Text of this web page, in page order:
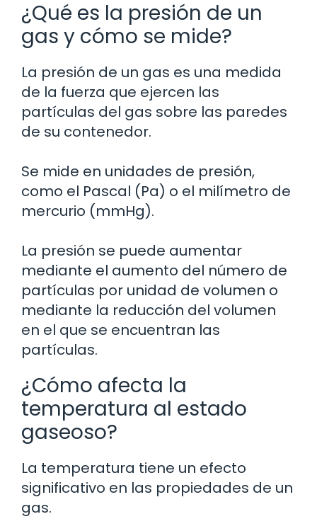
¿Qué es la presión de un
gas y cómo se mide?
La presión de un gas es una medida
de la fuerza que ejercen las
partículas del gas sobre las paredes
de su contenedor.
Se mide en unidades de presión,
como el Pascal (Pa) o el milímetro de
mercurio (mmHg).
La presión se puede aumentar
mediante el aumento del número de
partículas por unidad de volumen o
mediante la reducción del volumen
en el que se encuentran las
partículas.
¿Cómo afecta la
temperatura al estado
gaseoso?
La temperatura tiene un efecto
significativo en las propiedades de un
gas.